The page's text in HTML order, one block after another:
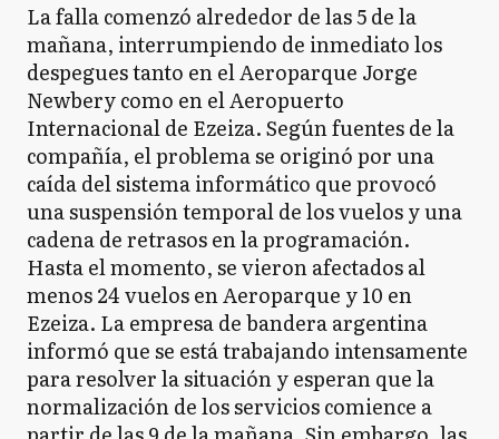
La falla comenzó alrededor de las 5 de la
mañana, interrumpiendo de inmediato los
despegues tanto en el Aeroparque Jorge
Newbery como en el Aeropuerto
Internacional de Ezeiza. Según fuentes de la
compañía, el problema se originó por una
caída del sistema informático que provocó
una suspensión temporal de los vuelos y una
cadena de retrasos en la programación.
Hasta el momento, se vieron afectados al
menos 24 vuelos en Aeroparque y 10 en
Ezeiza. La empresa de bandera argentina
informó que se está trabajando intensamente
para resolver la situación y esperan que la
normalización de los servicios comience a